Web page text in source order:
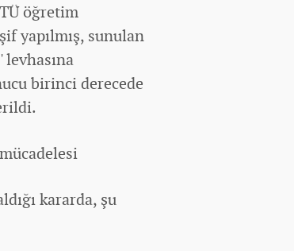
öğretim
yapılmış, sunulan
birinci derecede
kararda, şu